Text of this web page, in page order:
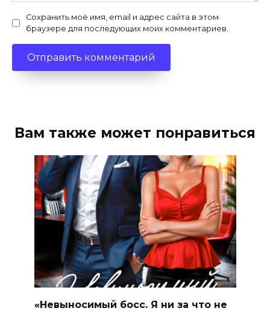
Сохранить моё имя, email и адрес сайта в этом
браузере для последующих моих комментариев.
Вам также может понравиться
«Невыносимый босс. Я ни за что не